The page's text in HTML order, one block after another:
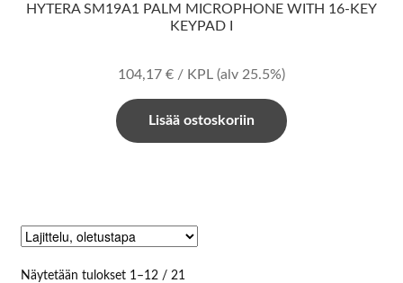
HYTERA SM19A1 PALM MICROPHONE WITH 16-KEY
KEYPAD I
104,17 € / KPL (alv 25.5%)
Lisää ostoskoriin
Näytetään tulokset 1–12 / 21